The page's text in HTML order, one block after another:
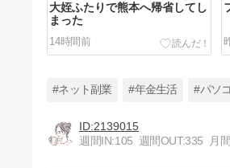
大姪ふたりで熊本へ帰省してし
まった
14時間前
#ネット副業 #年金生活 #パソ
2139015
週間IN:105 週間OUT:335 月